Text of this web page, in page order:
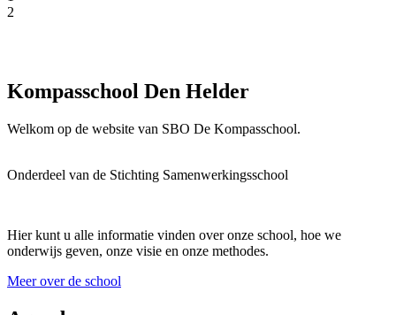
2
Kompasschool Den Helder
Welkom op de website van SBO De Kompasschool.
Onderdeel van de Stichting Samenwerkingsschool
Hier kunt u alle informatie vinden over onze school, hoe we
onderwijs geven, onze visie en onze methodes.
Meer over de school